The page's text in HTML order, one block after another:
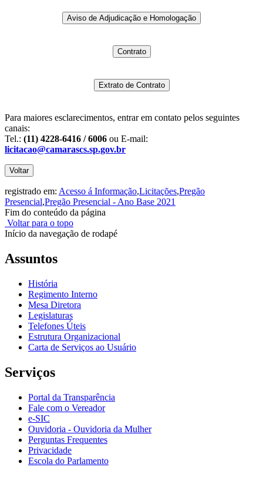
Aviso de Adjudicação e Homologação
Contrato
Extrato de Contrato
Para maiores esclarecimentos, entrar em contato pelos seguintes
canais:
Tel.: (11) 4228-6416 / 6006 ou E-mail:
licitacao@camarascs.sp.gov.br
Voltar
registrado em: Acesso á Informação,Licitações,Pregão
Presencial,Pregão Presencial - Ano Base 2021
Fim do conteúdo da página
Voltar para o topo
Início da navegação de rodapé
Assuntos
História
Regimento Interno
Mesa Diretora
Legislaturas
Telefones Úteis
Estrutura Organizacional
Carta de Serviços ao Usuário
Serviços
Portal da Transparência
Fale com o Vereador
e-SIC
Ouvidoria - Ouvidoria da Mulher
Perguntas Frequentes
Privacidade
Escola do Parlamento